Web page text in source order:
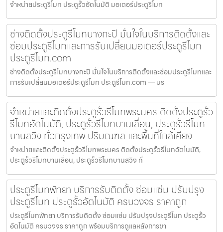
จำหน่ายประตูรีโมท ประตูรั้วอัตโนมัติ มอเตอร์ประตูรีโมท
ช่างติดตั้งประตูรีโมทบางกะปิ มั่นใจในบริการติดตั้งและ
ซ่อมประตูรีโมทและการรับเปลี่ยนมอเตอร์ประตูรีโมท
ประตูรีโมท.com
ช่างติดตั้งประตูรีโมทบางกะปิ มั่นใจในบริการติดตั้งและซ่อมประตูรีโมทและ
การรับเปลี่ยนมอเตอร์ประตูรีโมท ประตูรีโมท.com — บร
จำหน่ายและติดตั้งประตูรั้วรีโมทพระนคร ติดตั้งประตูรั้ว
รีโมทอัตโนมัติ, ประตูรั้วรีโมทบานเลื่อน, ประตูรั้วรีโมท
บานสวิง ทั่วกรุงเทพ ปริมณฑล และพื้นที่ใกล้เคียง
จำหน่ายและติดตั้งประตูรั้วรีโมทพระนคร ติดตั้งประตูรั้วรีโมทอัตโนมัติ,
ประตูรั้วรีโมทบานเลื่อน, ประตูรั้วรีโมทบานสวิง ทั่
ประตูรีโมทพัทยา บริการรับติดตั้ง ซ่อมแซ่ม ปรับปรุง
ประตูรีโมท ประตูรั้วอัตโนมัติ ครบวงจร ราคาถูก
ประตูรีโมทพัทยา บริการรับติดตั้ง ซ่อมแซ่ม ปรับปรุงประตูรีโมท ประตูรั้ว
อัตโนมัติ ครบวงจร ราคาถูก พร้อมบริการดูแลหลังการขา